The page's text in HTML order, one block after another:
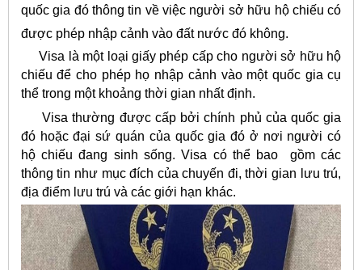
quốc gia đó thông tin về việc người sở hữu hộ chiếu có
được phép nhập cảnh vào đất nước đó không.
Visa là một loại giấy phép cấp cho người sở hữu hộ
chiếu để cho phép họ nhập cảnh vào một quốc gia cụ
thể trong một khoảng thời gian nhất định.
Visa thường được cấp bởi chính phủ của quốc gia
đó hoặc đại sứ quán của quốc gia đó ở nơi người có
hộ chiếu đang sinh sống. Visa có thể bao gồm các
thông tin như mục đích của chuyến đi, thời gian lưu trú,
địa điểm lưu trú và các giới hạn khác.